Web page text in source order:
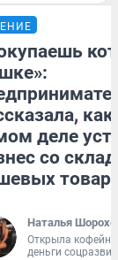
как
деле
со
Наталья
Открыла
деньги